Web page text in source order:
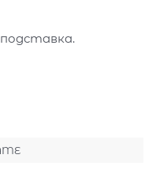
подставка.